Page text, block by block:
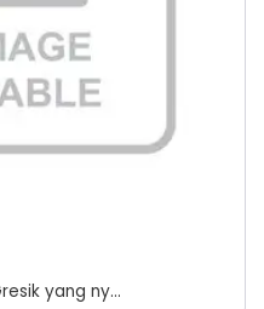
yang ny...